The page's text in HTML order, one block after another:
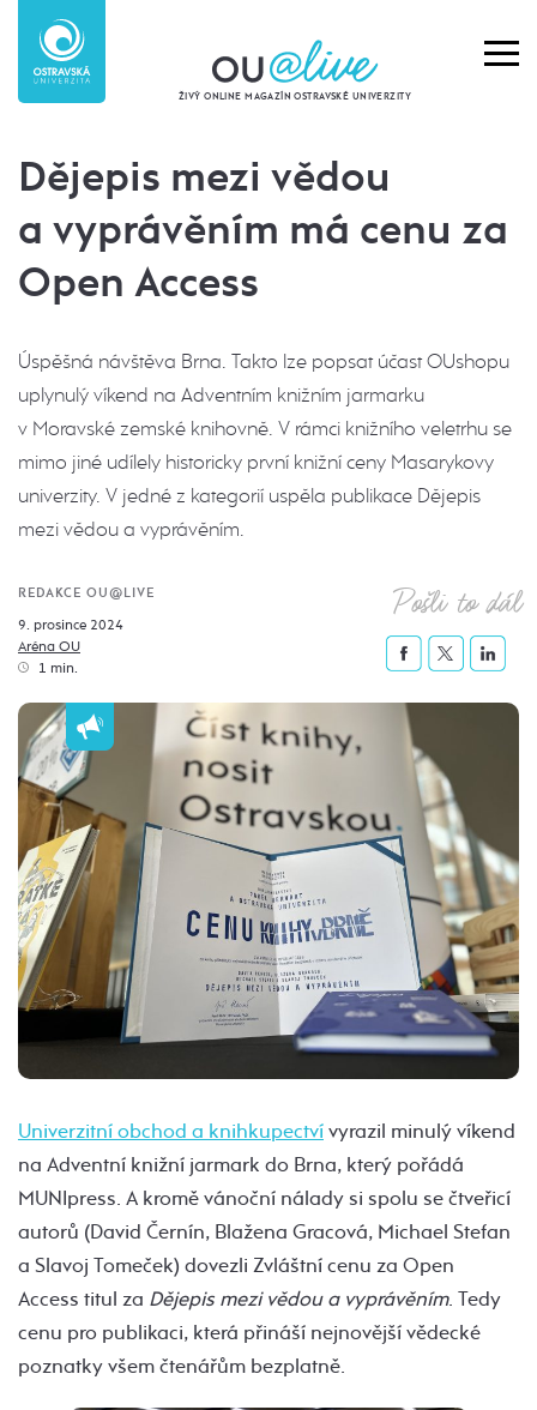
ŽIVÝ ONLINE MAGAZÍN OSTRAVSKÉ UNIVERZITY
Dějepis mezi vědou
a vyprávěním má cenu za
Open Access
Úspěšná návštěva Brna. Takto lze popsat účast OUshopu
uplynulý víkend na Adventním knižním jarmarku
v Moravské zemské knihovně. V rámci knižního veletrhu se
mimo jiné udílely historicky první knižní ceny Masarykovy
univerzity. V jedné z kategorií uspěla publikace Dějepis
mezi vědou a vyprávěním.
REDAKCE OU@LIVE
9. prosince 2024
Aréna OU
1 min.
Pošli to dál
Univerzitní obchod a knihkupectvívyrazil minulý víkend
na Adventní knižní jarmark do Brna, který pořádá
MUNIpress. A kromě vánoční nálady si spolu se čtveřicí
autorů (David Černín, Blažena Gracová, Michael Stefan
a Slavoj Tomeček) dovezli Zvláštní cenu za Open
Access titul za Dějepis mezi vědou a vyprávěním. Tedy
cenu pro publikaci, která přináší nejnovější vědecké
poznatky všem čtenářům bezplatně.